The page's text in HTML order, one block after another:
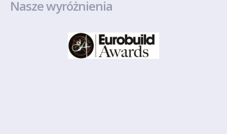
Nasze wyróżnienia